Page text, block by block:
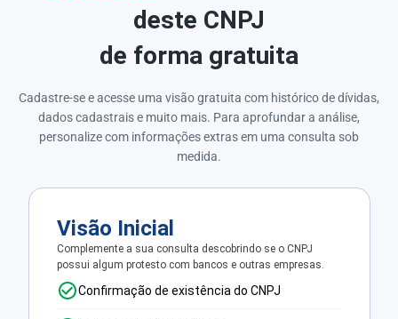
deste CNPJ
de forma gratuita
Cadastre-se e acesse uma visão gratuita com histórico de dívidas,
dados cadastrais e muito mais. Para aprofundar a análise,
personalize com informações extras em uma consulta sob
medida.
Visão Inicial
Complemente a sua consulta descobrindo se o CNPJ
possui algum protesto com bancos e outras empresas.
Confirmação de existência do CNPJ